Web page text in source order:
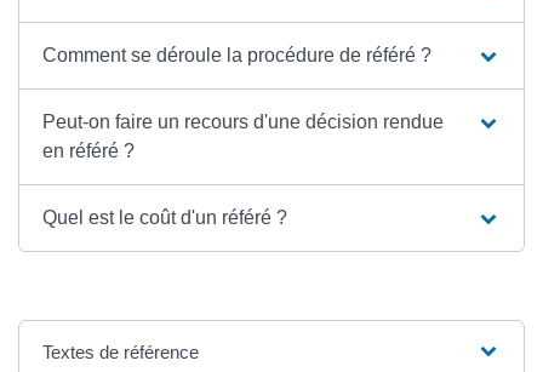
Comment se déroule la procédure de référé ?
Peut-on faire un recours d'une décision rendue
en référé ?
Quel est le coût d'un référé ?
Textes de référence